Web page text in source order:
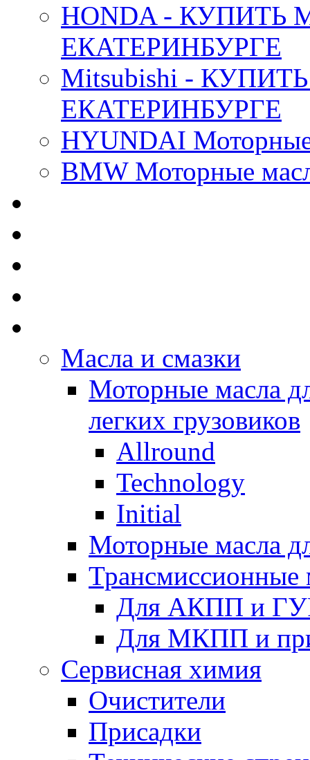
HONDA -
ЕКАТЕРИНБУРГЕ
Mitsubishi -
ЕКАТЕРИНБУРГЕ
HYUNDAI
BMW Моторные
Масла и смазки
Моторные масла
легких грузовиков
Allround
Technology
Initial
Моторные масла
Трансмиссионные
Для АКПП и
Для МКПП и
Сервисная химия
Очистители
Присадки